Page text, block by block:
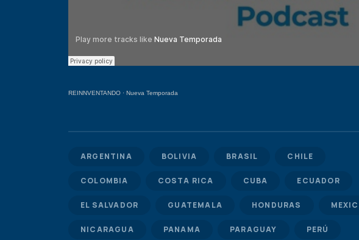
REINNVENTANDO · Nueva Temporada
ARGENTINA BOLIVIA BRASIL CHILE
COLOMBIA COSTA RICA CUBA ECUADOR
EL SALVADOR GUATEMALA HONDURAS
NICARAGUA PANAMA PARAGUAY PERÚ